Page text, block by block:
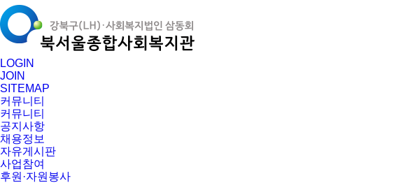
LOGIN
JOIN
SITEMAP
커뮤니티
커뮤니티
공지사항
채용정보
자유게시판
사업참여
후원·자원봉사